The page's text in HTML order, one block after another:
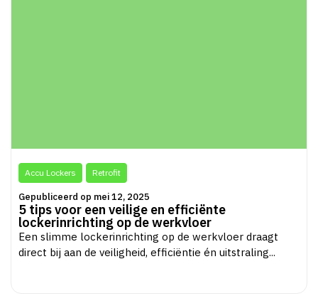
Accu Lockers Retrofit
Gepubliceerd op mei 12, 2025
5 tips voor een veilige en efficiënte
lockerinrichting op de werkvloer
Een slimme lockerinrichting op de werkvloer draagt
direct bij aan de veiligheid, efficiëntie én uitstraling...